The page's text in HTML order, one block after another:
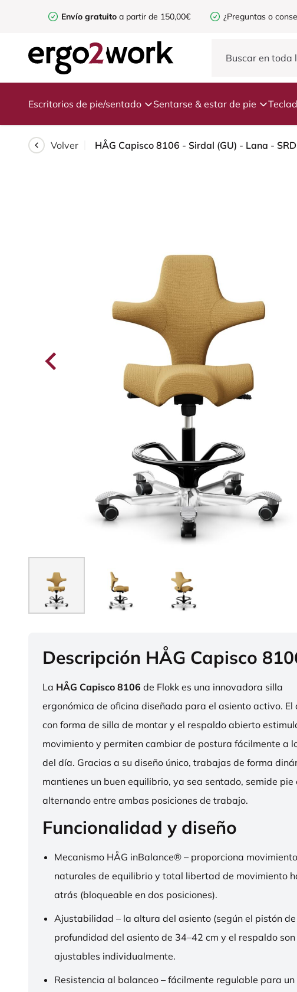
Envío gratuito a partir de 150,00€ ¿Preguntas o
Escritorios de pie/sentado Sentarse & estar de pie
Volver HÅG Capisco 8106 - Sirdal (GU) - Lana -
Descripción HÅG Capisco
La HÅG Capisco 8106 de Flokk es una innovadora silla
ergonómica de oficina diseñada para el asiento activo. El
con forma de silla de montar y el respaldo abierto
movimiento y permiten cambiar de postura fácilmente a
del día. Gracias a su diseño único, trabajas de forma
mantienes un buen equilibrio, ya sea sentado, semide pie
alternando entre ambas posiciones de trabajo.
Funcionalidad y diseño
Mecanismo HÅG inBalance® – proporciona
naturales de equilibrio y total libertad de movimiento
atrás (bloqueable en dos posiciones).
Ajustabilidad – la altura del asiento (según el pistón
profundidad del asiento de 34–42 cm y el respaldo son
ajustables individualmente.
Resistencia al balanceo – fácilmente regulable para un